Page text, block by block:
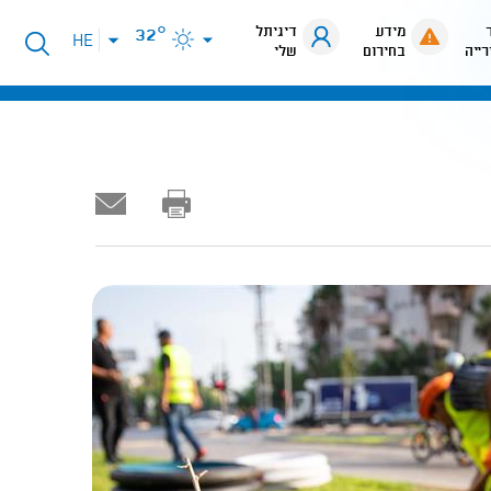
מידע
בחירום
דיגיתל
שלי
32°
פתיחת
תפריט
HE